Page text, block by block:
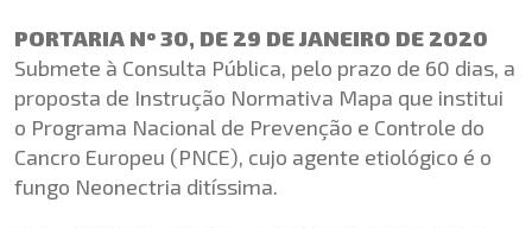
PORTARIA Nº 30, DE 29 DE JANEIRO DE 2020
Submete à Consulta Pública, pelo prazo de 60 dias, a
proposta de Instrução Normativa Mapa que institui
o Programa Nacional de Prevenção e Controle do
Cancro Europeu (PNCE), cujo agente etiológico é o
fungo Neonectria ditíssima.